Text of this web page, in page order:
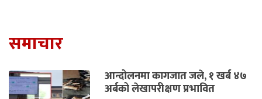
समाचार
आन्दोलनमा कागजात जले, १ खर्ब ४७
अर्बको लेखापरीक्षण प्रभावित